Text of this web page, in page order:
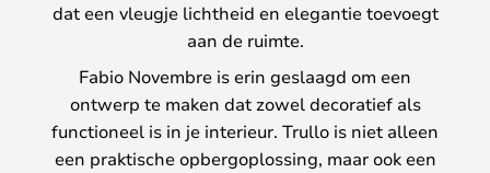
dat een vleugje lichtheid en elegantie toevoegt
aan de ruimte.
Fabio Novembre is erin geslaagd om een
ontwerp te maken dat zowel decoratief als
functioneel is in je interieur. Trullo is niet alleen
een praktische opbergoplossing, maar ook een